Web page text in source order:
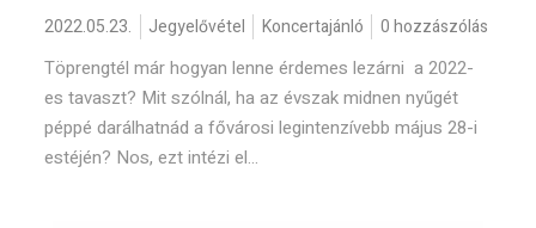
2022.05.23. Jegyelővétel Koncertajánló 0 hozzászólás
Töprengtél már hogyan lenne érdemes lezárni a 2022-
es tavaszt? Mit szólnál, ha az évszak midnen nyűgét
péppé darálhatnád a fővárosi legintenzívebb május 28-i
estéjén? Nos, ezt intézi el...